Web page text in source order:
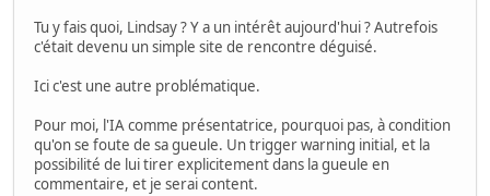
Tu y fais quoi, Lindsay ? Y a un intérêt aujourd'hui ? Autrefois
c'était devenu un simple site de rencontre déguisé.
Ici c'est une autre problématique.
Pour moi, l'IA comme présentatrice, pourquoi pas, à condition
qu'on se foute de sa gueule. Un trigger warning initial, et la
possibilité de lui tirer explicitement dans la gueule en
commentaire, et je serai content.